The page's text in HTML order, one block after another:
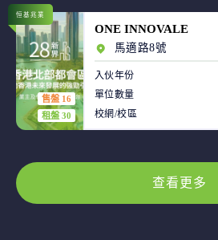
售盤 16
租盤 30
恒基兆業
ONE INNOVALE
馬適路8號
入伙年份
單位數量
校網/校區
查看更多